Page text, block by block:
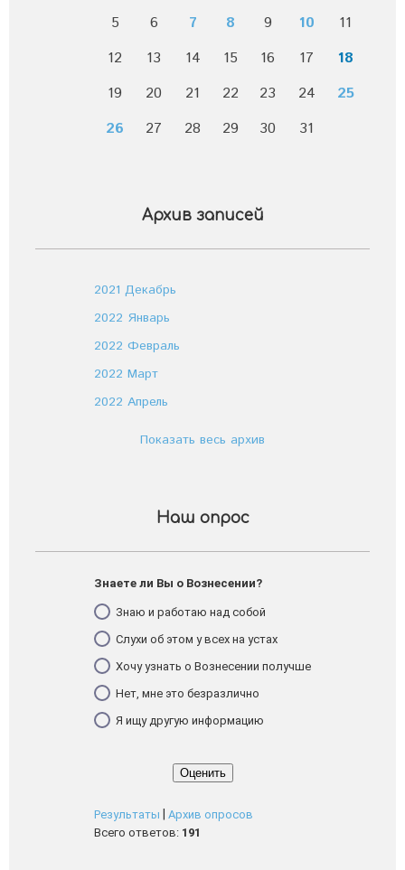
5
6 7 8 9 10
11
12
13 14 15 16 17
18
19
20 21 22 23 24
25
26
27 28 29 30 31
Архив записей
2021 Декабрь
2022 Январь
2022 Февраль
2022 Март
2022 Апрель
Показать весь архив
Наш опрос
Знаете ли Вы о Вознесении?
Знаю и работаю над собой
Слухи об этом у всех на устах
Хочу узнать о Вознесении получше
Нет, мне это безразлично
Я ищу другую информацию
Результаты
Архив опросов
Всего ответов: 191